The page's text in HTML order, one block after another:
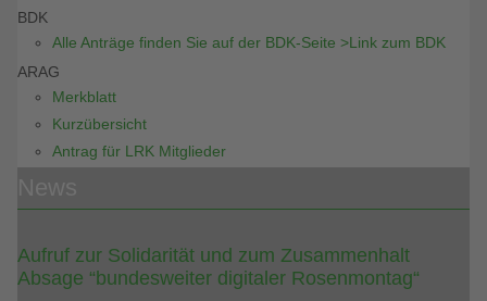
BDK
Alle Anträge finden Sie auf der BDK-Seite >Link zum BDK
ARAG
Merkblatt
Kurzübersicht
Antrag für LRK Mitglieder
Aufruf zur Solidarität und zum Zusammenhalt
Absage “bundesweiter digitaler Rosenmontag“